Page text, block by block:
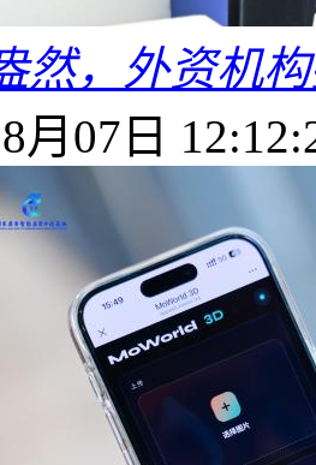
然，外资机
月07日